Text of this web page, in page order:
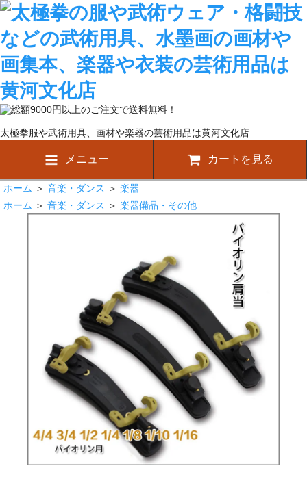
太極拳服や武術用具、画材や楽器の芸術用品は黄河文化店
メニュー カートを見る
ホーム ＞ 音楽・ダンス ＞ 楽器
ホーム ＞ 音楽・ダンス ＞ 楽器備品・その他